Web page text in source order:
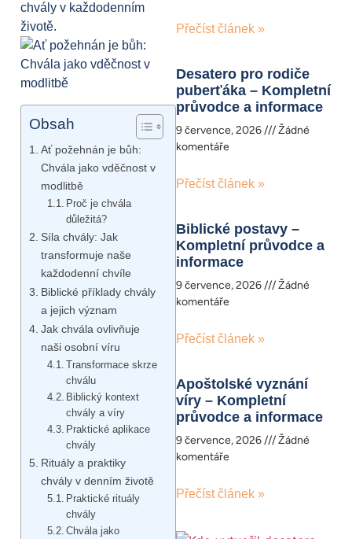
chvály v každodenním
životě.
Obsah
Ať požehnán je bůh:
Chvála jako vděčnost v
modlitbě
Proč je chvála
důležitá?
Síla chvály: Jak
transformuje naše
každodenní chvíle
Biblické příklady chvály
a jejich význam
Jak chvála ovlivňuje
naši osobní víru
Transformace skrze
chválu
Biblický kontext
chvály a víry
Praktické aplikace
chvály
Rituály a praktiky
chvály v denním životě
Praktické rituály
chvály
Chvála jako
Přečíst článek »
Desatero pro rodiče
puberťáka – Kompletní
průvodce a informace
9 července, 2026
Žádné
komentáře
Přečíst článek »
Biblické postavy –
Kompletní průvodce a
informace
9 července, 2026
Žádné
komentáře
Přečíst článek »
Apoštolské vyznání
víry – Kompletní
průvodce a informace
9 července, 2026
Žádné
komentáře
Přečíst článek »